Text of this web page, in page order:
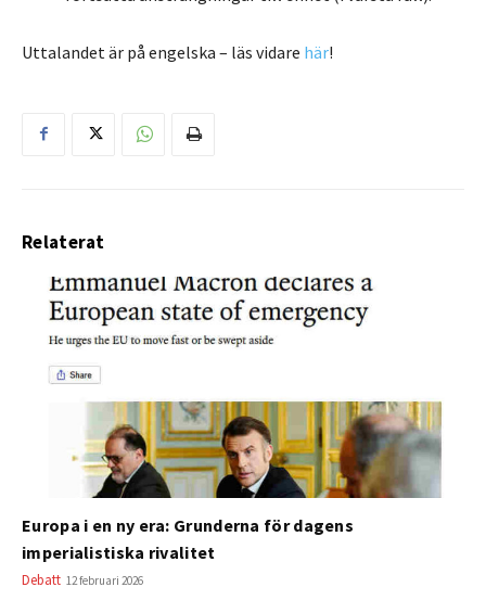
Uttalandet är på engelska – läs vidare här!
Relaterat
Europa i en ny era: Grunderna för dagens
imperialistiska rivalitet
Debatt 12 februari 2026